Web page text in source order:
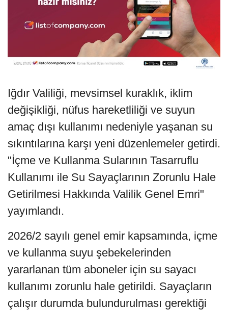
Iğdır Valiliği, mevsimsel kuraklık, iklim
değişikliği, nüfus hareketliliği ve suyun
amaç dışı kullanımı nedeniyle yaşanan su
sıkıntılarına karşı yeni düzenlemeler getirdi.
"İçme ve Kullanma Sularının Tasarruflu
Kullanımı ile Su Sayaçlarının Zorunlu Hale
Getirilmesi Hakkında Valilik Genel Emri"
yayımlandı.
2026/2 sayılı genel emir kapsamında, içme
ve kullanma suyu şebekelerinden
yararlanan tüm aboneler için su sayacı
kullanımı zorunlu hale getirildi. Sayaçların
çalışır durumda bulundurulması gerektiği